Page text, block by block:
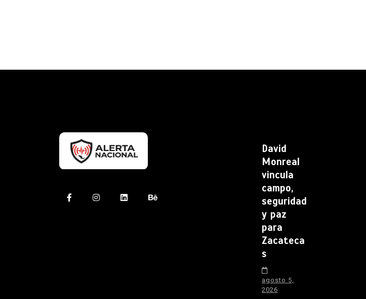
David
Monreal
vincula
campo,
seguridad
y paz
para
Zacateca
s
agosto 5,
2026